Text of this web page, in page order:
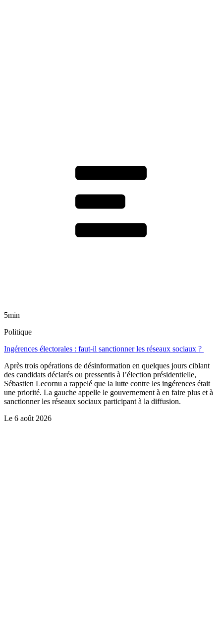
5min
Politique
Ingérences électorales : faut-il sanctionner les réseaux sociaux ?
Après trois opérations de désinformation en quelques jours ciblant
des candidats déclarés ou pressentis à l’élection présidentielle,
Sébastien Lecornu a rappelé que la lutte contre les ingérences était
une priorité. La gauche appelle le gouvernement à en faire plus et à
sanctionner les réseaux sociaux participant à la diffusion.
Le 6 août 2026